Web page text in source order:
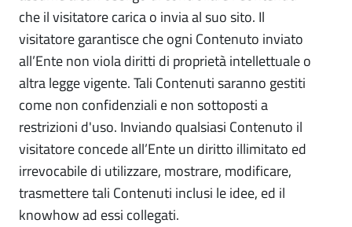
che il visitatore carica o invia al suo sito. Il
visitatore garantisce che ogni Contenuto inviato
all’Ente non viola diritti di proprietà intellettuale o
altra legge vigente. Tali Contenuti saranno gestiti
come non confidenziali e non sottoposti a
restrizioni d'uso. Inviando qualsiasi Contenuto il
visitatore concede all’Ente un diritto illimitato ed
irrevocabile di utilizzare, mostrare, modificare,
trasmettere tali Contenuti inclusi le idee, ed il
knowhow ad essi collegati.